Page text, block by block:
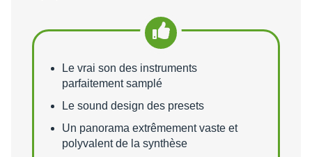
Points forts
Le vrai son des instruments
parfaitement samplé
Le sound design des presets
Un panorama extrêmement vaste et
polyvalent de la synthèse